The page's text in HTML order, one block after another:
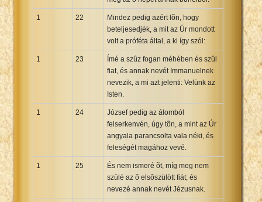
1 22
Mindez pedig azért lõn, hogy
beteljesedjék, a mit az Úr mondott
volt a próféta által, a ki így szól:
1 23
Ímé a szûz fogan méhében és szûl
fiat, és annak nevét Immanuelnek
nevezik, a mi azt jelenti: Velünk az
Isten.
1 24
József pedig az álomból
felserkenvén, úgy tõn, a mint az Úr
angyala parancsolta vala néki, és
feleségét magához vevé.
1 25
És nem ismeré õt, míg meg nem
szülé az õ elsõszülött fiát; és
nevezé annak nevét Jézusnak.